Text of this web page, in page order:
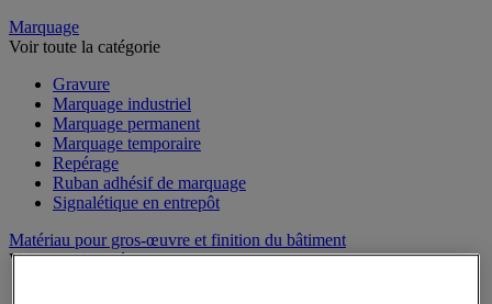
Marquage
Voir toute la catégorie
Gravure
Marquage industriel
Marquage permanent
Marquage temporaire
Repérage
Ruban adhésif de marquage
Signalétique en entrepôt
Matériau pour gros-œuvre et finition du bâtiment
Voir toute la catégorie